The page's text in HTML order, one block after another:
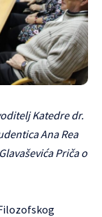
Katedre dr.
Ana Rea
Priča o